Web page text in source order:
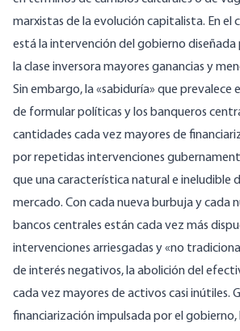
marxistas de la evolución capitalista. En el
está la intervención del gobierno
la clase inversora mayores ganancias y
Sin embargo, la «sabiduría» que prevalece
de formular políticas y los banqueros
cantidades cada vez mayores de
por repetidas intervenciones
que una característica natural e ineludible
mercado. Con cada nueva burbuja y cada
bancos centrales están cada vez más
intervenciones arriesgadas y «no
de interés negativos, la abolición del
cada vez mayores de activos casi inútiles.
financiarización impulsada por el